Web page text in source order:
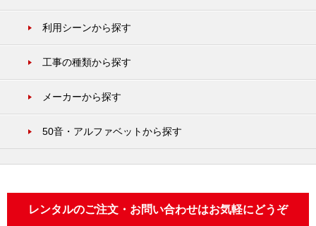
利用シーンから探す
工事の種類から探す
メーカーから探す
50音・アルファベットから探す
レンタルのご注文・お問い合わせはお気軽にどうぞ